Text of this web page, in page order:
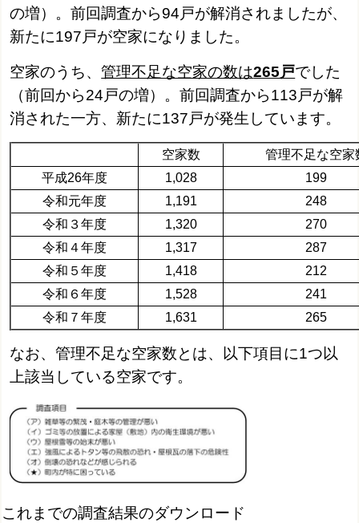
の増）。前回調査から94戸が解消されましたが、
新たに197戸が空家になりました。
空家のうち、管理不足な空家の数は265戸でした
（前回から24戸の増）。前回調査から113戸が解
消された一方、新たに137戸が発生しています。
空家数
管理不足な空家
平成26年度
1,028
199
令和元年度
1,191
248
令和３年度
1,320
270
令和４年度
1,317
287
令和５年度
1,418
212
令和６年度
1,528
241
令和７年度
1,631 265
なお、管理不足な空家数とは、以下項目に1つ以
上該当している空家です。
これまでの調査結果のダウンロード